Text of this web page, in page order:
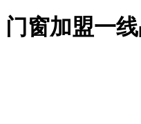
门窗加盟一